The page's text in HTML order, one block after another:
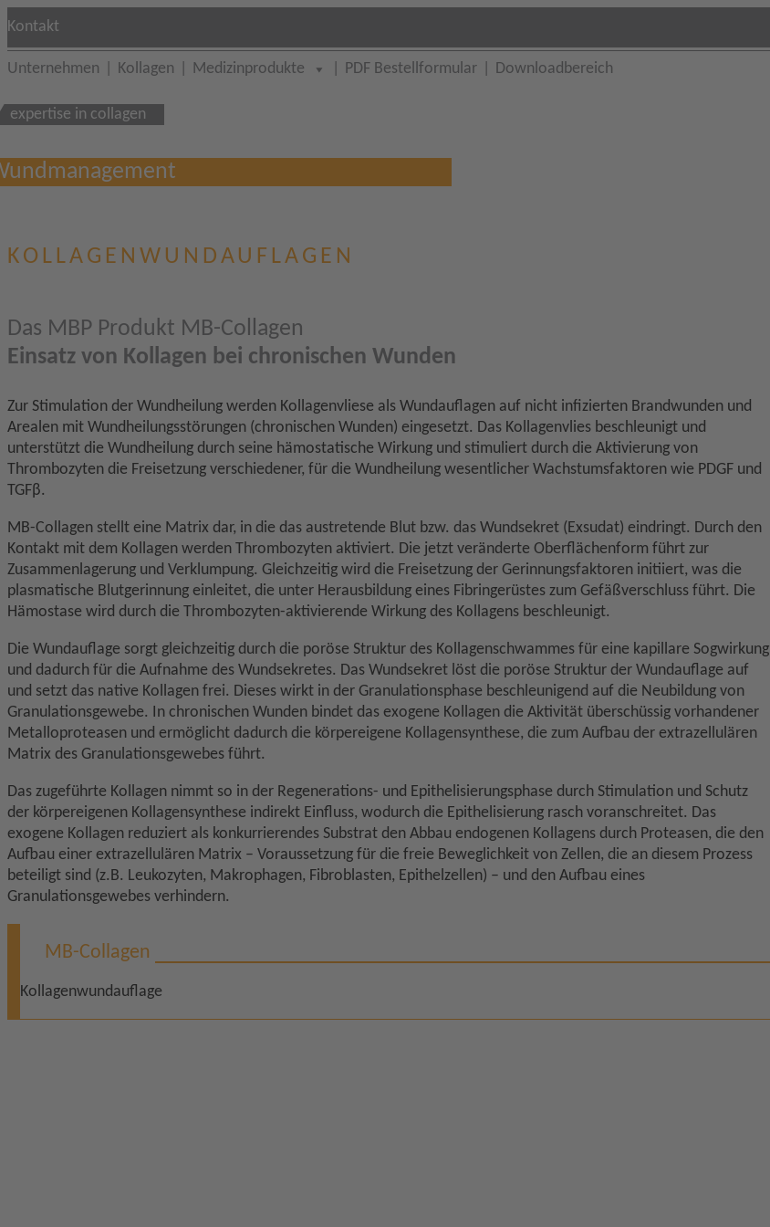
Kontakt
Unternehmen Kollagen Medizinprodukte PDF Bestellformular Downloadbereich
expertise in collagen
KOLLAGENWUNDAUFLAGEN
Das MBP Produkt MB-Collagen
Einsatz von Kollagen bei chronischen Wunden
Zur Stimulation der Wundheilung werden Kollagenvliese als Wundauflagen auf nicht infizierten Brandwunden und
Arealen mit Wundheilungsstörungen (chronischen Wunden) eingesetzt. Das Kollagenvlies beschleunigt und
unterstützt die Wundheilung durch seine hämostatische Wirkung und stimuliert durch die Aktivierung von
Thrombozyten die Freisetzung verschiedener, für die Wundheilung wesentlicher Wachstumsfaktoren wie PDGF und
TGFβ.
MB-Collagen stellt eine Matrix dar, in die das austretende Blut bzw. das Wundsekret (Exsudat) eindringt. Durch den
Kontakt mit dem Kollagen werden Thrombozyten aktiviert. Die jetzt veränderte Oberflächenform führt zur
Zusammenlagerung und Verklumpung. Gleichzeitig wird die Freisetzung der Gerinnungsfaktoren initiiert, was die
plasmatische Blutgerinnung einleitet, die unter Herausbildung eines Fibringerüstes zum Gefäßverschluss führt. Die
Hämostase wird durch die Thrombozyten-aktivierende Wirkung des Kollagens beschleunigt.
Die Wundauflage sorgt gleichzeitig durch die poröse Struktur des Kollagenschwammes für eine kapillare Sogwirkung
und dadurch für die Aufnahme des Wundsekretes. Das Wundsekret löst die poröse Struktur der Wundauflage auf
und setzt das native Kollagen frei. Dieses wirkt in der Granulationsphase beschleunigend auf die Neubildung von
Granulationsgewebe. In chronischen Wunden bindet das exogene Kollagen die Aktivität überschüssig vorhandener
Metalloproteasen und ermöglicht dadurch die körpereigene Kollagensynthese, die zum Aufbau der extrazellulären
Matrix des Granulationsgewebes führt.
Das zugeführte Kollagen nimmt so in der Regenerations- und Epithelisierungsphase durch Stimulation und Schutz
der körpereigenen Kollagensynthese indirekt Einfluss, wodurch die Epithelisierung rasch voranschreitet. Das
exogene Kollagen reduziert als konkurrierendes Substrat den Abbau endogenen Kollagens durch Proteasen, die den
Aufbau einer extrazellulären Matrix – Voraussetzung für die freie Beweglichkeit von Zellen, die an diesem Prozess
beteiligt sind (z.B. Leukozyten, Makrophagen, Fibroblasten, Epithelzellen) – und den Aufbau eines
Granulationsgewebes verhindern.
MB-Collagen
Kollagenwundauflage